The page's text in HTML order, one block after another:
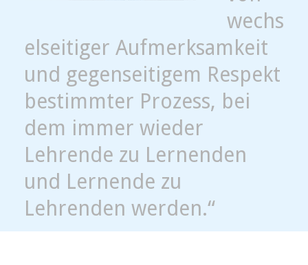
wechs
elseitiger Aufmerksamkeit
und gegenseitigem Respekt
bestimmter Prozess, bei
dem immer wieder
Lehrende zu Lernenden
und Lernende zu
Lehrenden werden.“